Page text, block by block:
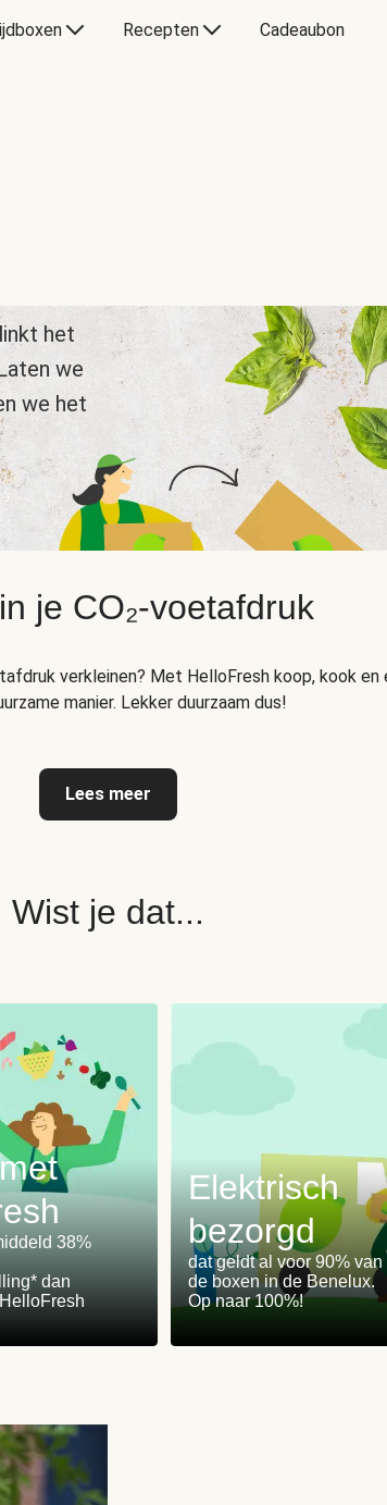
Recepten Cadeaubon
het
we
we het
je CO₂-voetafdruk
verkleinen? Met HelloFresh koop, kook
manier. Lekker duurzaam dus!
Lees meer
Wist je dat...
38%
dan
Elektrisch
bezorgd
dat geldt al voor 90% van
de boxen in de Benelux.
Op naar 100%!